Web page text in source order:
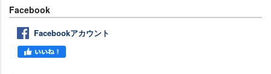
Facebook
Facebookアカウント